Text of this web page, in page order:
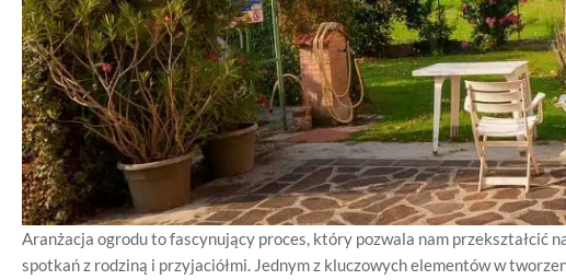
Aranżacja ogrodu to fascynujący proces, który pozwala nam przekształcić
spotkań z rodziną i przyjaciółmi. Jednym z kluczowych elementów w